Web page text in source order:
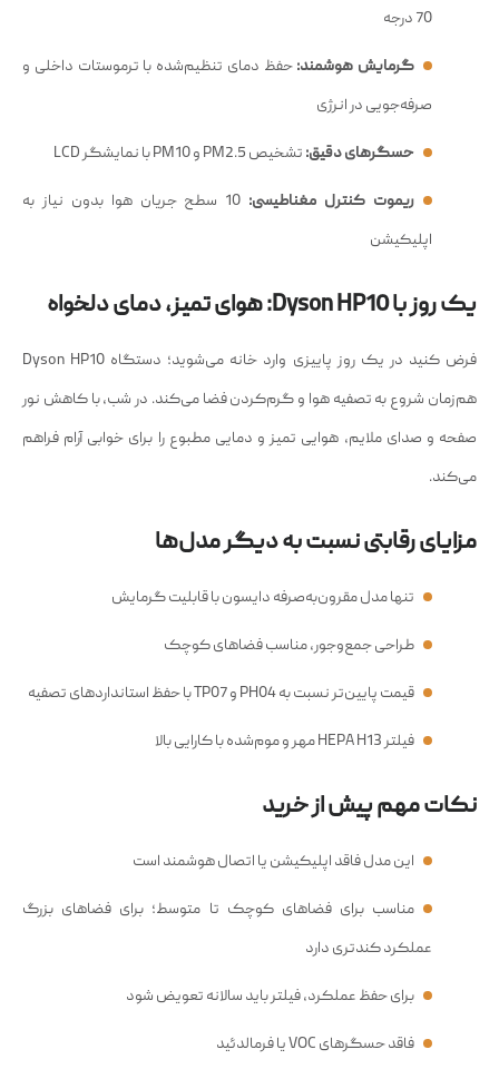
70 درجه
گرمایش هوشمند: حفظ دمای تنظیم‌شده با ترموستات داخلی و
صرفه‌جویی در انرژی
حسگرهای دقیق: تشخیص PM2.5 و PM10 با نمایشگر LCD
ریموت کنترل مغناطیسی:
10 سطح جریان هوا بدون نیاز به
اپلیکیشن
یک روز با Dyson HP10: هوای تمیز، دمای دلخواه
فرض کنید در یک روز پاییزی وارد خانه می‌شوید؛ دستگاه Dyson HP10
هم‌زمان شروع به تصفیه هوا و گرم‌کردن فضا می‌کند. در شب، با کاهش نور
صفحه و صدای ملایم، هوایی تمیز و دمایی مطبوع را برای خوابی آرام فراهم
می‌کند.
مزایای رقابتی نسبت به دیگر مدل‌ها
تنها مدل مقرون‌به‌صرفه دایسون با قابلیت گرمایش
طراحی جمع‌وجور، مناسب فضاهای کوچک
قیمت پایین‌تر نسبت به PH04 و TP07 با حفظ استانداردهای تصفیه
فیلتر HEPA H13 مهر و موم‌شده با کارایی بالا
نکات مهم پیش از خرید
این مدل فاقد اپلیکیشن یا اتصال هوشمند است
مناسب برای فضاهای کوچک تا متوسط؛ برای فضاهای بزرگ
عملکرد کندتری دارد
برای حفظ عملکرد، فیلتر باید سالانه تعویض شود
فاقد حسگرهای VOC یا فرمالدئید